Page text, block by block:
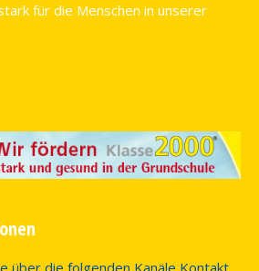
für die Menschen in unserer